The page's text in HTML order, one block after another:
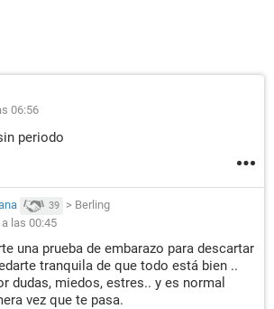
06:56
periodo
39 > Berling
las 00:45
una prueba de embarazo para descartar
tranquila de que todo está bien ..
dudas, miedos, estres.. y es normal
vez que te pasa.